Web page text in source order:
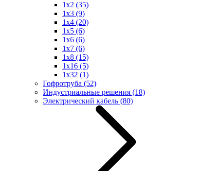
1x2 (35)
1x3 (9)
1x4 (20)
1x5 (6)
1x6 (6)
1x7 (6)
1x8 (15)
1x16 (5)
1x32 (1)
Гофротруба (52)
Индустриальные решения (18)
Электрический кабель (80)